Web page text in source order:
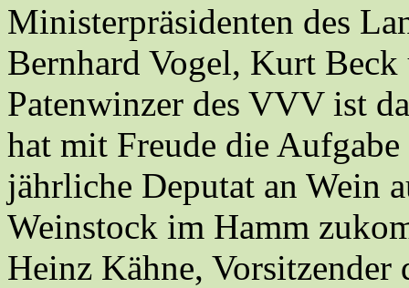
Ministerpräsidenten des
Bernhard Vogel, Kurt
Patenwinzer des VVV ist
hat mit Freude die
jährliche Deputat an Wein
Weinstock im Hamm
Heinz Kähne, Vorsitzender